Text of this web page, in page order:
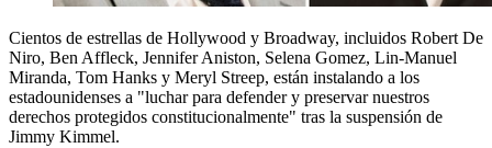
Cientos de estrellas de Hollywood y Broadway, incluidos Robert De
Niro, Ben Affleck, Jennifer Aniston, Selena Gomez, Lin-Manuel
Miranda, Tom Hanks y Meryl Streep, están instalando a los
estadounidenses a "luchar para defender y preservar nuestros
derechos protegidos constitucionalmente" tras la suspensión de
Jimmy Kimmel.